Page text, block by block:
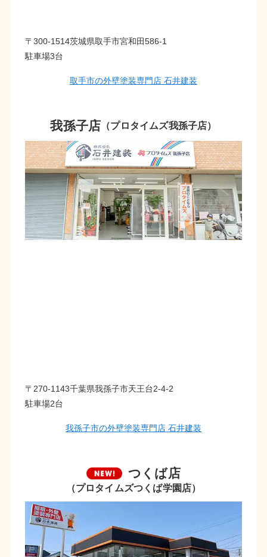
〒300-1514茨城県取手市宮和田586-1
駐車場3台
取手市の外壁塗装専門店 石井建装
我孫子店 （プロタイムズ我孫子店）
〒270-1143千葉県我孫子市天王台2-4-2
駐車場2台
我孫子市の外壁塗装専門店 石井建装
つくば店
（プロタイムズつくば学園店）